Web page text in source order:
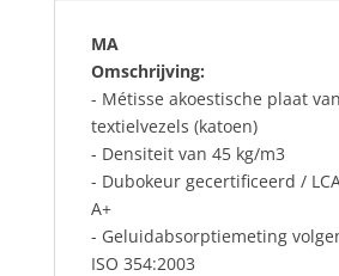
MA
Omschrijving:
- Métisse akoestische plaat
textielvezels (katoen)
- Densiteit van 45 kg/m3
- Dubokeur gecertificeerd /
A+
- Geluidabsorptiemeting
ISO 354:2003